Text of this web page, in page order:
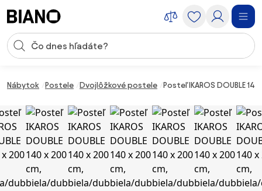
Vstup pre vyhľadávanie
Nábytok Postele Dvojlôžkové postele Posteľ IKAROS DOUBLE